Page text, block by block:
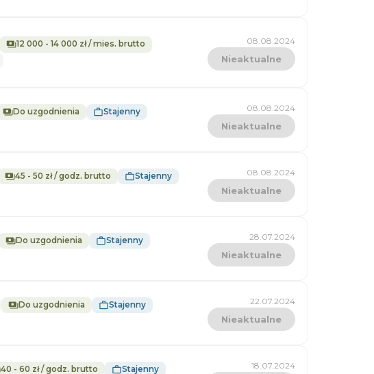
12 000 - 14 000 zł / mies. brutto
08.08.2024
Nieaktualne
Do uzgodnienia
Stajenny
08.08.2024
Nieaktualne
45 - 50 zł / godz. brutto
Stajenny
08.08.2024
Nieaktualne
Do uzgodnienia
Stajenny
28.07.2024
Nieaktualne
Do uzgodnienia
Stajenny
22.07.2024
Nieaktualne
40 - 60 zł / godz. brutto Stajenny 18.07.2024